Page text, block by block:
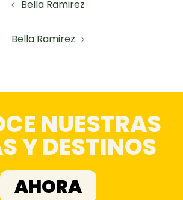
Bella Ramirez
Bella Ramirez
NUESTRAS
Y DESTINOS
AHORA